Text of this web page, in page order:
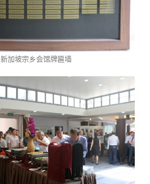
新加坡宗乡会馆牌匾墙